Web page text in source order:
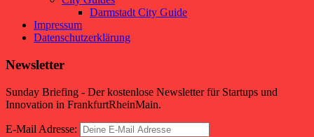
Darmstadt City Guide
Impressum
Datenschutzerklärung
Newsletter
Sunday Briefing - Der kostenlose Newsletter für Startups und
Innovation in FrankfurtRheinMain.
E-Mail Adresse: